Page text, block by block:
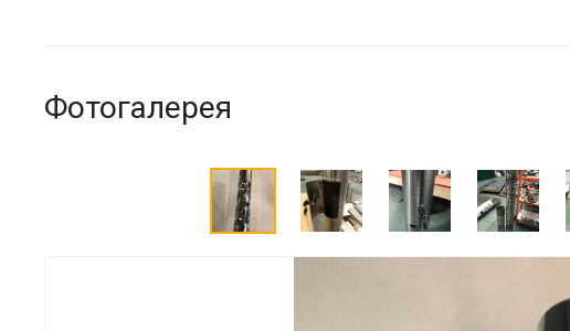
Фотогалерея